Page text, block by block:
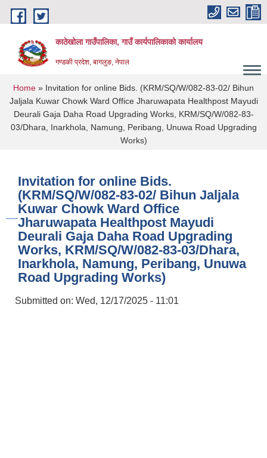
Skip to main content
काठेखोला गाउँपालिका, गाउँ कार्यपालिकाको कार्यालय
गण्डकी प्रदेश, बागलुङ, नेपाल
You are here
Home » Invitation for online Bids. (KRM/SQ/W/082-83-02/ Bihun
Jaljala Kuwar Chowk Ward Office Jharuwapata Healthpost Mayudi
Deurali Gaja Daha Road Upgrading Works, KRM/SQ/W/082-83-
03/Dhara, Inarkhola, Namung, Peribang, Unuwa Road Upgrading
Works)
Invitation for online Bids.
(KRM/SQ/W/082-83-02/ Bihun Jaljala
Kuwar Chowk Ward Office
Jharuwapata Healthpost Mayudi
Deurali Gaja Daha Road Upgrading
Works, KRM/SQ/W/082-83-03/Dhara,
Inarkhola, Namung, Peribang, Unuwa
Road Upgrading Works)
Submitted on: Wed, 12/17/2025 - 11:01